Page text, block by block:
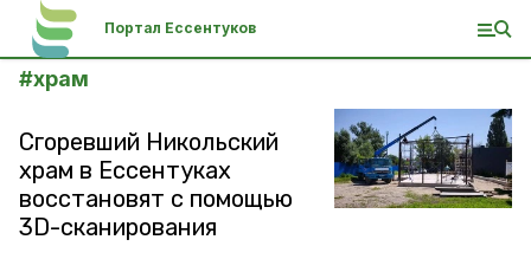
Портал Ессентуков
#храм
Сгоревший Никольский
храм в Ессентуках
восстановят с помощью
3D-сканирования